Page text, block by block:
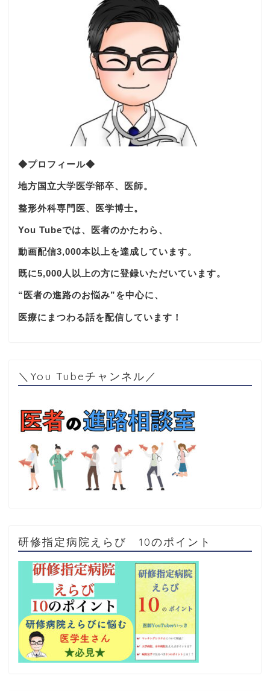
◆プロフィール◆
地方国立大学医学部卒、医師。
整形外科専門医、医学博士。
You Tubeでは、医者のかたわら、
動画配信3,000本以上を達成しています。
既に5,000人以上の方に登録いただいています。
“医者の進路のお悩み”を中心に、
医療にまつわる話を配信しています！
＼You Tubeチャンネル／
研修指定病院えらび 10のポイント